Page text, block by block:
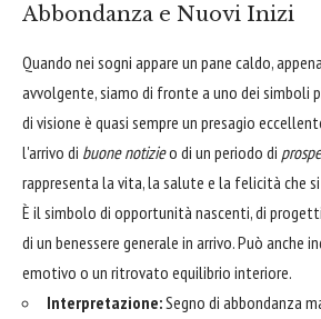
Abbondanza e Nuovi Inizi
Quando nei sogni appare un pane caldo,
avvolgente, siamo di fronte a uno dei simboli
di visione è quasi sempre un presagio
l'arrivo di buone notizieo di un periodo di
rappresenta la vita, la salute e la felicità che
È il simbolo di opportunità nascenti, di
di un benessere generale in arrivo. Può anche
emotivo o un ritrovato equilibrio interiore.
Interpretazione:Segno di abbondanza